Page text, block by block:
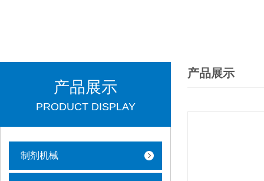
产品展示
PRODUCT DISPLAY
制剂机械
产品展示